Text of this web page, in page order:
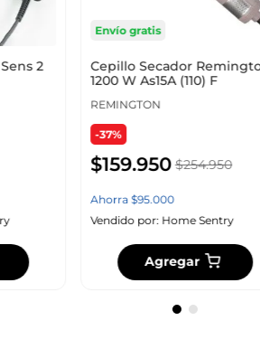
2
Envío gratis
Cepillo Secador
1200 W As15A (110) F
REMINGTON
-37%
$159.950 $254.950
Ahorra$95.000
Vendido por: Home Sentry
Agregar